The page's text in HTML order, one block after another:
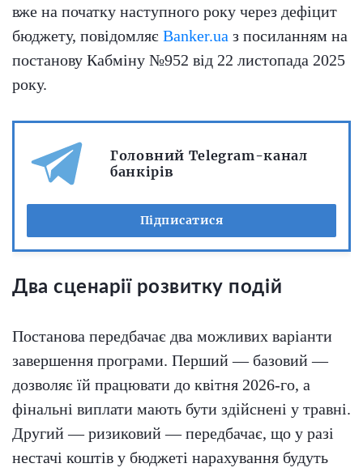
вже на початку наступного року через дефіцит
бюджету, повідомляє Banker.ua з посиланням на
постанову Кабміну №952 від 22 листопада 2025
року.
Головний Telegram-канал
банкірів
Підписатися
Два сценарії розвитку подій
Постанова передбачає два можливих варіанти
завершення програми. Перший — базовий —
дозволяє їй працювати до квітня 2026-го, а
фінальні виплати мають бути здійснені у травні.
Другий — ризиковий — передбачає, що у разі
нестачі коштів у бюджеті нарахування будуть